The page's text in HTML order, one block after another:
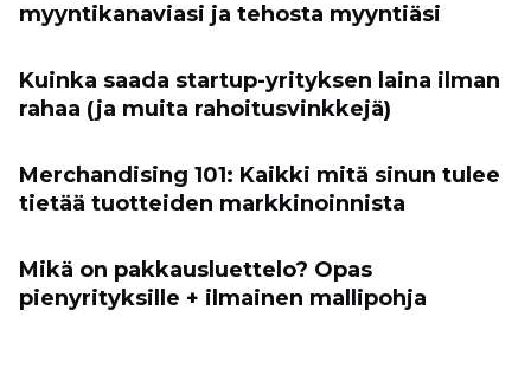
myyntikanaviasi ja tehosta myyntiäsi
Kuinka saada startup-yrityksen laina ilman
rahaa (ja muita rahoitusvinkkejä)
Merchandising 101: Kaikki mitä sinun tulee
tietää tuotteiden markkinoinnista
Mikä on pakkausluettelo? Opas
pienyrityksille + ilmainen mallipohja